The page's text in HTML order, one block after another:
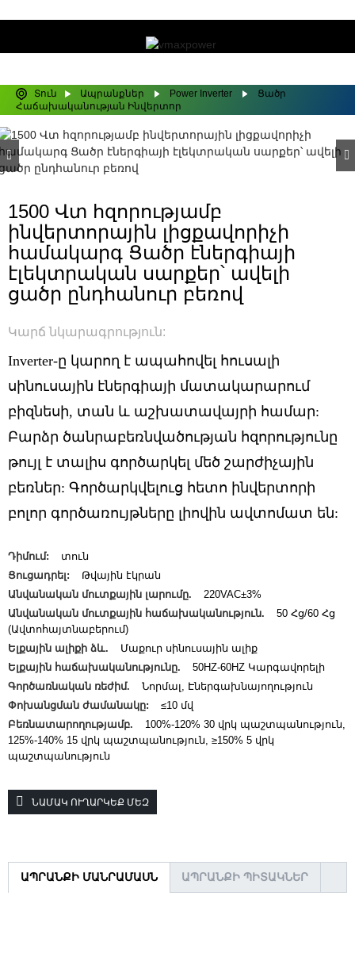
Տուն Ապրանքներ Power Inverter
Ցածր
Հաճախականության Ինվերտոր
1500 Վտ հզորությամբ
ինվերտորային լիցքավորիչի
համակարգ Ցածր էներգիայի
էլեկտրական սարքեր՝ ավելի
ցածր ընդհանուր բեռով
Կարճ նկարագրություն:
Inverter-ը կարող է ապահովել հուսալի
սինուսային էներգիայի մատակարարում
բիզնեսի, տան և աշխատավայրի համար:
Բարձր ծանրաբեռնվածության հզորությունը
թույլ է տալիս գործարկել մեծ շարժիչային
բեռներ: Գործարկվելուց հետո ինվերտորի
բոլոր գործառույթները լիովին ավտոմատ են:
Դիմում:
տուն
Ցուցադրել:
Թվային էկրան
Անվանական մուտքային լարումը.
220VAC±3%
Անվանական մուտքային հաճախականություն.
50 Հց/60 Հց
(Ավտոհայտնաբերում)
Ելքային ալիքի ձև.
Մաքուր սինուսային ալիք
Ելքային հաճախականությունը.
50HZ-60HZ Կարգավորելի
Գործառնական ռեժիմ.
Նորմալ, Էներգախնայողություն
Փոխանցման ժամանակը:
≤10 մվ
Բեռնատարողությամբ.
100%-120% 30 վրկ պաշտպանություն,
125%-140% 15 վրկ պաշտպանություն, ≥150% 5 վրկ
պաշտպանություն
ՆԱՄԱԿ ՈՒՂԱՐԿԵՔ ՄԵԶ
ԱՊՐԱՆՔԻ ՄԱՆՐԱՄԱՍՆ ԱՊՐԱՆՔԻ ՊԻՏԱԿՆԵՐ